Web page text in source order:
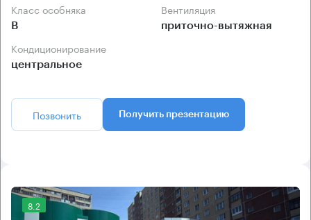
Класс особняка
B
Вентиляция
приточно-вытяжная
Кондиционирование
центральное
Позвонить Получить презентацию
8.2